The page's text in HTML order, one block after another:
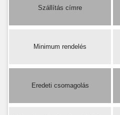
Szállítás címre
Minimum rendelés
Eredeti csomagolás